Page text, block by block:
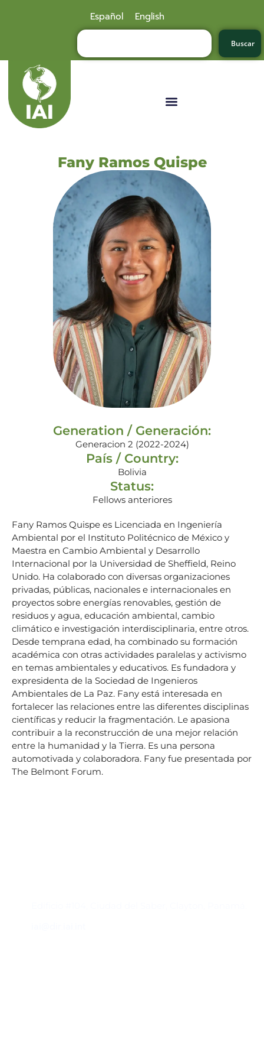
Español English
Buscar
Fany Ramos Quispe
Generation / Generación:
Generacion 2 (2022-2024)
País / Country:
Bolivia
Status:
Fellows anteriores
Fany Ramos Quispe es Licenciada en Ingeniería
Ambiental por el Instituto Politécnico de México y
Maestra en Cambio Ambiental y Desarrollo
Internacional por la Universidad de Sheffield, Reino
Unido. Ha colaborado con diversas organizaciones
privadas, públicas, nacionales e internacionales en
proyectos sobre energías renovables, gestión de
residuos y agua, educación ambiental, cambio
climático e investigación interdisciplinaria, entre otros.
Desde temprana edad, ha combinado su formación
académica con otras actividades paralelas y activismo
en temas ambientales y educativos. Es fundadora y
expresidenta de la Sociedad de Ingenieros
Ambientales de La Paz. Fany está interesada en
fortalecer las relaciones entre las diferentes disciplinas
científicas y reducir la fragmentación. Le apasiona
contribuir a la reconstrucción de una mejor relación
entre la humanidad y la Tierra. Es una persona
automotivada y colaboradora. Fany fue presentada por
The Belmont Forum.